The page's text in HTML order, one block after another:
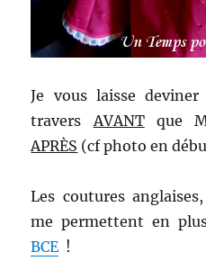
Je vous laisse
travers AVANTque
APRÈS (cf photo en
Les coutures
me permettent en
BCE !